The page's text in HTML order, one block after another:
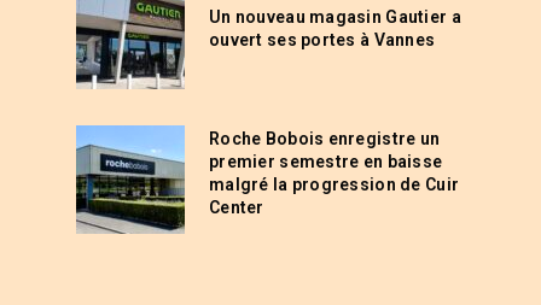
Un nouveau magasin Gautier a
ouvert ses portes à Vannes
Roche Bobois enregistre un
premier semestre en baisse
malgré la progression de Cuir
Center